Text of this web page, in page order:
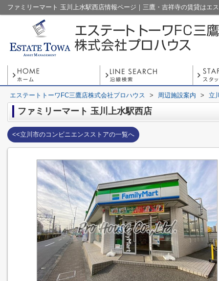
エステートトーワFC三鷹店株式会社プロハウス > 周辺施設案内 > 立
ファミリーマート 玉川上水駅西店
<<立川市のコンビニエンスストアの一覧へ